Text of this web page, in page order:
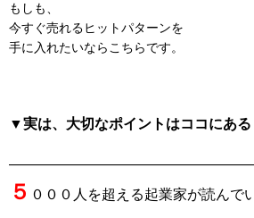
もしも、
今すぐ売れるヒットパターンを
手に入れたいならこちらです。
▼実は、大切なポイントはココにあ
５ ０００人を超える起業家が読んで